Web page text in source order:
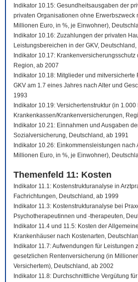
Indikator 10.15: Gesundheitsausgaben der
privaten Organisationen ohne Erwerbszweck
Millionen Euro, in %, je Einwohner),
Indikator 10.16: Zuzahlungen der privaten
Leistungsbereichen in der GKV, Deutschland,
Indikator 10.17:
Region, ab 2007
Indikator 10.18: Mitglieder und
GKV am 1.7 eines Jahres nach Alter und
1993
Indikator 10.19: Versichertenstruktur (in
Krankenkassen/Krankenversicherungen,
Indikator 10.21: Einnahmen und Ausgaben
Sozialversicherung, Deutschland, ab 1991
Indikator 10.26: Einkommensleistungen nach
Millionen Euro, in %, je Einwohner),
Themenfeld 11: Kosten
Indikator 11.1: Kostenstrukturanalyse in
Fachrichtungen, Deutschland, ab 1999
Indikator 11.3: Kostenstrukturanalyse bei
Psychotherapeutinnen und -therapeuten,
Indikator 11.4 und 11.5: Kosten der
Krankenhäuser nach Kostenarten,
Indikator 11.7: Aufwendungen für Leistungen
gesetzlichen Rentenversicherung (in
Versichertem), Deutschland, ab 2002
Indikator 11.8: Durchschnittliche Vergütung